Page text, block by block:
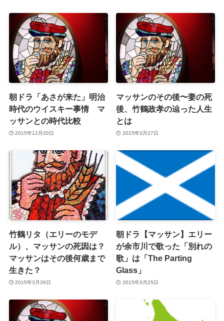
朝ドラ「あさが来た」明治
時代のウイスキー事情 マ
ッサンとの時代比較
2015年12月20日
マッサンのその後〜妻の死
後、竹鶴政孝の辿った人生
とは
2015年3月27日
竹鶴リタ（エリーのモデ
ル）、マッサンの死因は？
マッサンはその後何歳まで
生きた？
2015年3月26日
朝ドラ【マッサン】エリー
が余市川で歌った「別れの
歌」は「The Parting
Glass」
2015年3月25日